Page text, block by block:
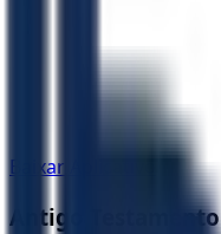
Baixar Aplicativo
Antigo Testamento